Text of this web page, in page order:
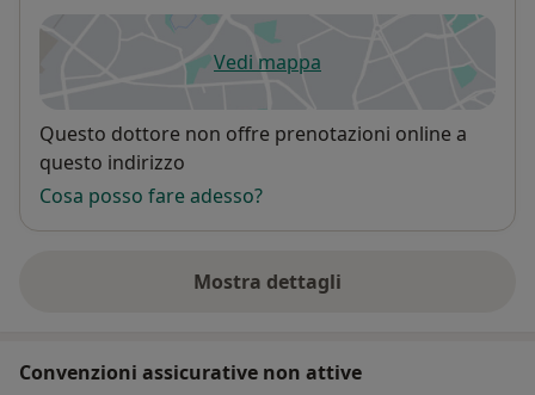
Vedi mappasi apre in una nuova scheda
Disponibilità
Questo dottore non offre prenotazioni online a
questo indirizzo
Cosa posso fare adesso?
Mostra dettagli
sull'indirizzo
Convenzioni assicurative non attive